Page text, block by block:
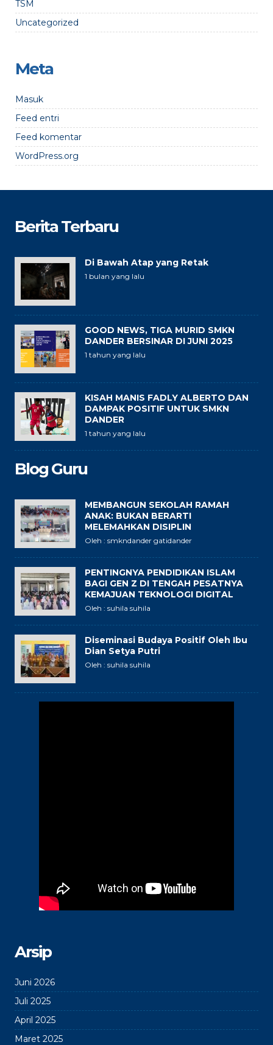
TSM
Uncategorized
Meta
Masuk
Feed entri
Feed komentar
WordPress.org
Berita Terbaru
Di Bawah Atap yang Retak
1 bulan yang lalu
GOOD NEWS, TIGA MURID SMKN
DANDER BERSINAR DI JUNI 2025
1 tahun yang lalu
KISAH MANIS FADLY ALBERTO DAN
DAMPAK POSITIF UNTUK SMKN
DANDER
1 tahun yang lalu
Blog Guru
MEMBANGUN SEKOLAH RAMAH
ANAK: BUKAN BERARTI
MELEMAHKAN DISIPLIN
Oleh : smkndander gatidander
PENTINGNYA PENDIDIKAN ISLAM
BAGI GEN Z DI TENGAH PESATNYA
KEMAJUAN TEKNOLOGI DIGITAL
Oleh : suhila suhila
Diseminasi Budaya Positif Oleh Ibu
Dian Setya Putri
Oleh : suhila suhila
Arsip
Juni 2026
Juli 2025
April 2025
Maret 2025